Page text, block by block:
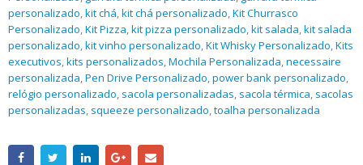
personalizado,kit chá,kit chá personalizado,Kit Churrasco
Personalizado,Kit Pizza,kit pizza personalizado,kit salada,kit salada
personalizado,kit vinho personalizado,Kit Whisky Personalizado,Kits
executivos,kits personalizados,Mochila Personalizada,necessaire
personalizada,Pen Drive Personalizado,power bank personalizado,
relógio personalizado, sacola personalizadas, sacola térmica, sacolas
personalizadas, squeeze personalizado,toalha personalizada